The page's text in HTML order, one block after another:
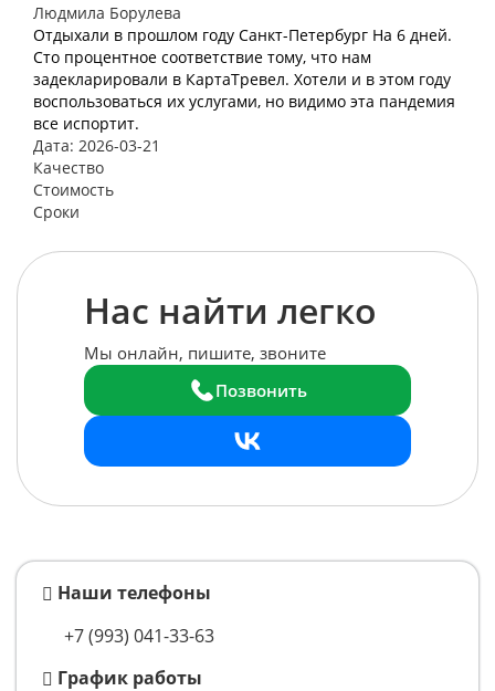
Людмила Борулева
Отдыхали в прошлом году Санкт-Петербург На 6 дней.
Сто процентное соответствие тому, что нам
задекларировали в КартаТревел. Хотели и в этом году
воспользоваться их услугами, но видимо эта пандемия
все испортит.
Дата: 2026-03-21
Качество
Стоимость
Сроки
Нас найти легко
Мы онлайн, пишите, звоните
Позвонить
Наши телефоны
+7 (993) 041-33-63
График работы